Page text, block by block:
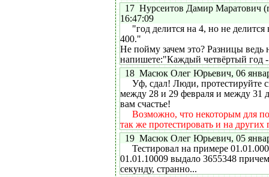
17 Нурсеитов Дамир Маратович
16:47:09
"год делится на 4, но не делится
400."
Не пойму зачем это? Разницы
напишете:"Каждый четвёртый год
18 Масюк Олег Юрьевич, 06
Уф, сдал! Люди, протестируйте
между 28 и 29 февраля и между 31
вам счастье!
Возможно, что некоторым для
так же протестировать и на
19 Масюк Олег Юрьевич, 05
Тестировал на примере
01.01.10009 выдало 3655348
секунду, странно...